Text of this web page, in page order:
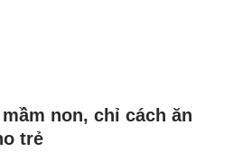
non, chỉ cách ăn
trẻ